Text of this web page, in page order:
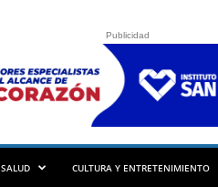
Publicidad
SALUD CULTURA Y ENTRETENIMIENTO